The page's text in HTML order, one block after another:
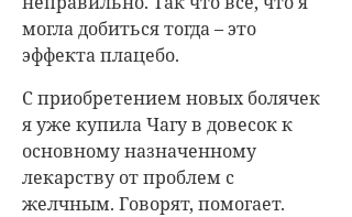
могла добиться тогда – это
эффекта плацебо.
С приобретением новых болячек
я уже купила Чагу в довесок к
основному назначенному
лекарству от проблем с
желчным. Говорят, помогает.